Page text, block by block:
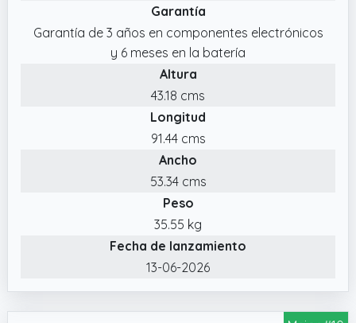
Garantía
Garantía de 3 años en componentes electrónicos
y 6 meses en la batería
Altura
43.18 cms
Longitud
91.44 cms
Ancho
53.34 cms
Peso
35.55 kg
Fecha de lanzamiento
13-06-2026